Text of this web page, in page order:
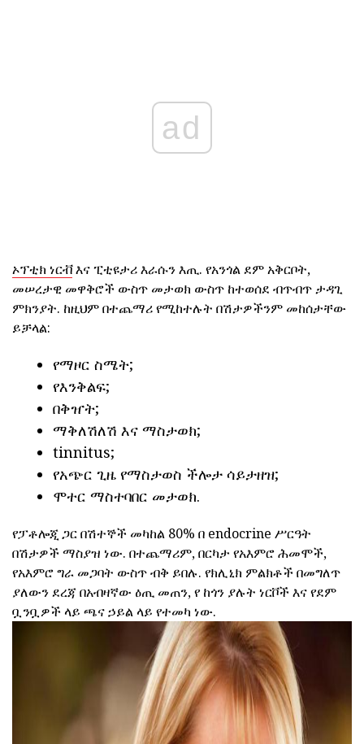
ad
ኦፕቲክ ነርቭእና ፒቲዩታሪ እራሱን እጢ. የአንጎል ደም አቅርቦት,
መሠረታዊ መዋቅሮች ውስጥ መታወክ ውስጥ ከተወሰደ ብጥብጥ ታዳጊ
ምክንያት. ከዚህም በተጨማሪ የሚከተሉት በሽታዎችንም መከሰታቸው
ይቻላል:
የማዞር ስሜት;
የእንቅልፍ;
በቅዠት;
ማቅለሽለሽ እና ማስታወክ;
tinnitus;
የአጭር ጊዜ የማስታወስ ችሎታ ሳይታዘዝ;
ሞተር ማስተባበር መታወክ.
የፓቶሎጂ ጋር በሽተኞች መካከል 80% በ endocrine ሥርዓት
በሽታዎች ማስያዝ ነው. በተጨማሪም, በርካታ የአእምሮ ሕመሞች,
የአእምሮ ግራ መጋባት ውስጥ ብቅ ይበሉ. የክሊኒክ ምልክቶች በመግለጥ
ያለውን ደረጃ በአብዛኛው ዕጢ መጠን, የ ከጎን ያሉት ነርቮች እና የደም
ቧንቧዎች ላይ ጫና ኃይል ላይ የተመካ ነው.